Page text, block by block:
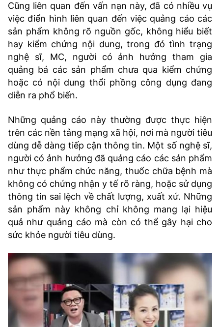
Cũng liên quan đến vấn nạn này, đã có nhiều vụ
việc điển hình liên quan đến việc quảng cáo các
sản phẩm không rõ nguồn gốc, không hiểu biết
hay kiểm chứng nội dung, trong đó tình trạng
nghệ sĩ, MC, người có ảnh hưởng tham gia
quảng bá các sản phẩm chưa qua kiểm chứng
hoặc có nội dung thổi phồng công dụng đang
diễn ra phổ biến.
Những quảng cáo này thường được thực hiện
trên các nền tảng mạng xã hội, nơi mà người tiêu
dùng dễ dàng tiếp cận thông tin. Một số nghệ sĩ,
người có ảnh hưởng đã quảng cáo các sản phẩm
như thực phẩm chức năng, thuốc chữa bệnh mà
không có chứng nhận y tế rõ ràng, hoặc sử dụng
thông tin sai lệch về chất lượng, xuất xứ. Những
sản phẩm này không chỉ không mang lại hiệu
quả như quảng cáo mà còn có thể gây hại cho
sức khỏe người tiêu dùng.